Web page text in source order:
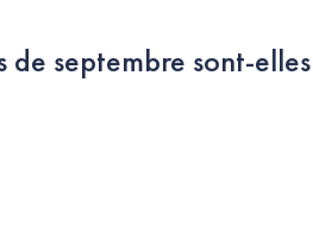
de septembre sont-